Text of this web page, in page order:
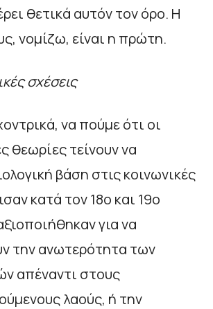
θετικά αυτόν τον όρο. Η
νομίζω, είναι η πρώτη.
σχέσεις
να πούμε ότι οι
θεωρίες τείνουν να
βάση στις κοινωνικές
κατά τον 18ο και 19ο
για να
την ανωτερότητα των
απέναντι στους
λαούς, ή την